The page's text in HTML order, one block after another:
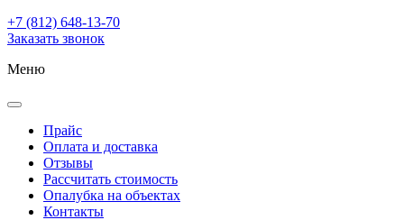
+7 (812) 648-13-70
Заказать звонок
Меню
Прайс
Оплата и доставка
Отзывы
Рассчитать стоимость
Опалубка на объектах
Контакты